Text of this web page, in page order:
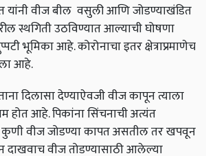
यांनी वीज बील वसुली आणि जोडण्याखंडित
स्थगिती उठविण्यात आल्याची घोषणा
भूमिका आहे. कोरोनाचा इतर क्षेत्राप्रमाणेच
आहे.
दिलासा देण्याऐवजी वीज कापून त्याला
आहे. पिकांना सिंचनाची अत्यंत
वीज जोडण्या कापत असतील तर खपवून
दाखवाच वीज तोडण्यासाठी आलेल्या